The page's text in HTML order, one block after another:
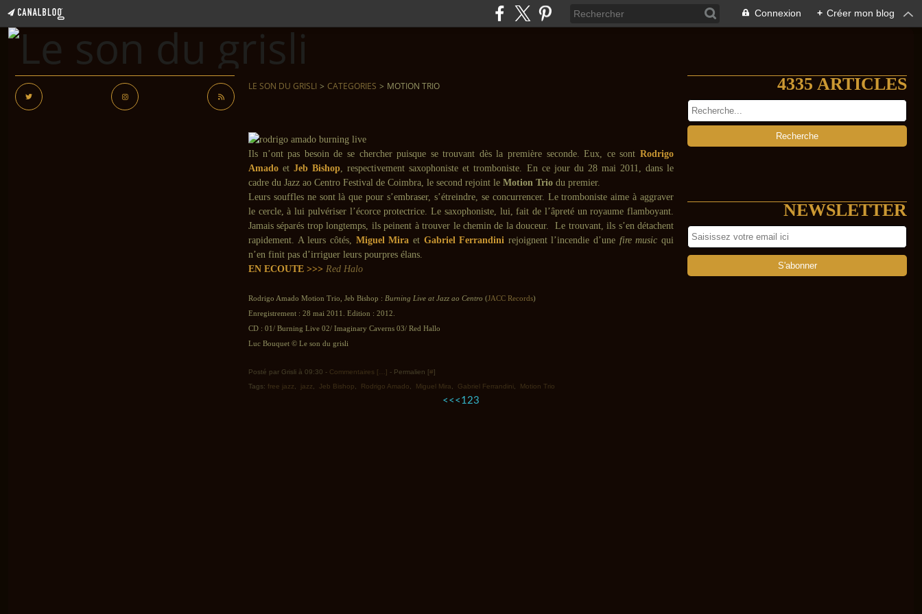
Connexion + Créer mon blog
LE SON DU GRISLI > CATEGORIES > MOTION TRIO
Ils n’ont pas besoin de se chercher puisque se trouvant dès la première seconde. Eux, ce sont Rodrigo
Amado etJeb Bishop, respectivement saxophoniste et tromboniste. En ce jour du 28 mai 2011, dans le
cadre du Jazz ao Centro Festival de Coimbra, le second rejoint le Motion Trio du premier.
Leurs souffles ne sont là que pour s’embraser, s’étreindre, se concurrencer. Le tromboniste aime à aggraver
le cercle, à lui pulvériser l’écorce protectrice. Le saxophoniste, lui, fait de l’âpreté un royaume flamboyant.
Jamais séparés trop longtemps, ils peinent à trouver le chemin de la douceur. Le trouvant, ils s’en détachent
rapidement. A leurs côtés, Miguel Mira et Gabriel Ferrandini rejoignent l’incendie d’une fire music qui
n’en finit pas d’irriguer leurs pourpres élans.
EN ECOUTE >>> Red Halo
Rodrigo Amado Motion Trio, Jeb Bishop : Burning Live at Jazz ao Centro (JACC Records)
Enregistrement : 28 mai 2011. Edition : 2012.
CD : 01/ Burning Live 02/ Imaginary Caverns 03/ Red Hallo
Luc Bouquet © Le son du grisli
Posté par Grisli à 09:30 - Commentaires [ ] - Permalien [#]
Tags: free jazz jazz Jeb Bishop Rodrigo Amado Miguel Mira Gabriel Ferrandini Motion Trio
<< < 123
4335 ARTICLES
NEWSLETTER